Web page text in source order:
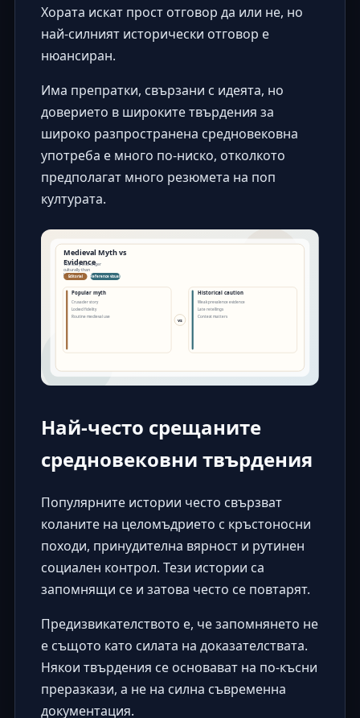
Хората искат прост отговор да или не, но
най-силният исторически отговор е
нюансиран.
Има препратки, свързани с идеята, но
доверието в широките твърдения за
широко разпространена средновековна
употреба е много по-ниско, отколкото
предполагат много резюмета на поп
културата.
Най-често срещаните
средновековни твърдения
Популярните истории често свързват
коланите на целомъдрието с кръстоносни
походи, принудителна вярност и рутинен
социален контрол. Тези истории са
запомнящи се и затова често се повтарят.
Предизвикателството е, че запомнянето не
е същото като силата на доказателствата.
Някои твърдения се основават на по-късни
преразкази, а не на силна съвременна
документация.